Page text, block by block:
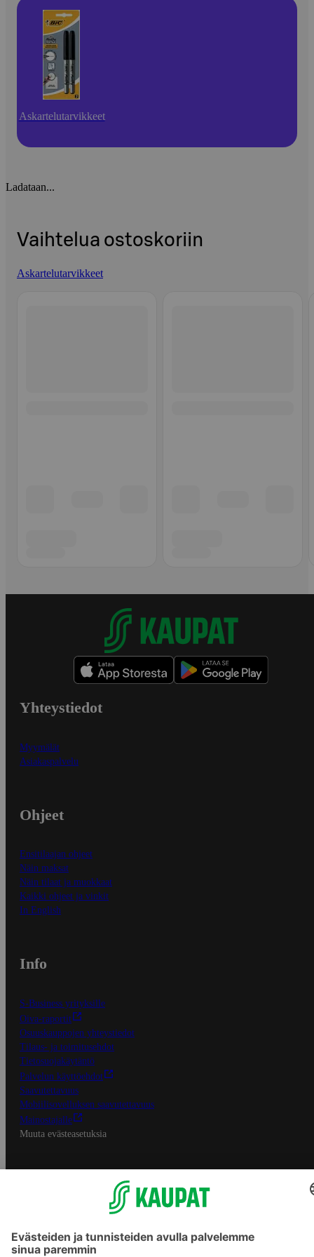
Askartelutarvikkeet
Ladataan...
Vaihtelua ostoskoriin
Askartelutarvikkeet
Yhteystiedot
Myymälät
Asiakaspalvelu
Ohjeet
Ensitilaajan ohjeet
Näin maksat
Näin tilaat ja muokkaat
Kaikki ohjeet ja vinkit
In English
Info
S-Business yrityksille
Oiva-raportit
Osuuskauppojen yhteystiedot
Tilaus- ja toimitusehdot
Tietosuojakäytäntö
Palvelun käyttöehdot
Saavutettavuus
Mobiilisovelluksen saavutettavuus
Mainostajalle
Muuta evästeasetuksia
S-ryhmän palvelut
Asiakasomistajuus